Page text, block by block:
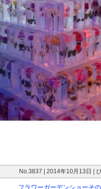
No.3837 | 2014年10月13日 |
フラワーガーデンショーそ